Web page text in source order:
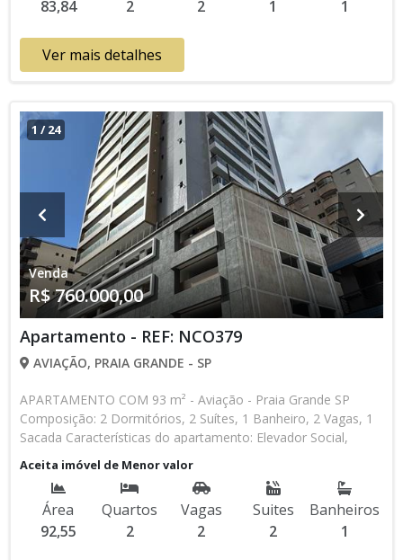
Bancário * Os valores e disponibilidade podem ser alterados
nossa equipe
83,84 2 2 1 1
Ver mais detalhes
1 /24
Venda
R$ 760.000,00
Apartamento - REF: NCO379
AVIAÇÃO, PRAIA GRANDE - SP
APARTAMENTO COM 93 m² - Aviação - Praia Grande SP
Composição: 2 Dormitórios, 2 Suítes, 1 Banheiro, 2 Vagas, 1
Sacada Características do apartamento: Elevador Social,
Elevador de Serviço, Acessibilidade, Portaria 24h, Interfone,
Piscina, Sauna, Salão de Jogos, Salão de Festas, Espaço Kids,
Espaço Gourmet, Academia, Churrasqueira Aceita
Financiamento Direto com a Construtora Lançamento,
Pronto para Morar Entrada de R$ 456.000,00 36 Parcelas
Aceita imóvel de Menor valor
Área
92,55
Quartos
2
Vagas
2
Suites
2
Banheiros
1